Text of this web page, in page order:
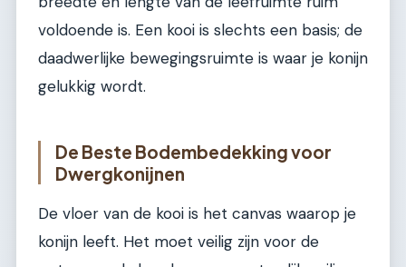
voldoende is. Een kooi is slechts een basis; de
daadwerlijke bewegingsruimte is waar je konijn
gelukkig wordt.
De Beste Bodembedekking voor
Dwergkonijnen
De vloer van de kooi is het canvas waarop je
konijn leeft. Het moet veilig zijn voor de